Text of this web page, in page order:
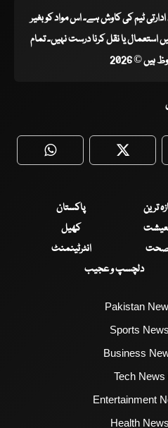
ادارتی ٹیم کی کاوش ہے۔ اس مواد کو بغیر
یا نقل کرنا درست نہیں۔ تمام
© 2026
WhatsApp Twitter
ترین
پاکستان
کھیل
انٹرٹینمنٹ
دلچسپ و عجیب
Pakistan
Sports
Business
Tech News
Entertainment
Health